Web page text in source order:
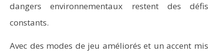
dangers environnementaux restent des défis
constants.
Avec des modes de jeu améliorés et un accent mis